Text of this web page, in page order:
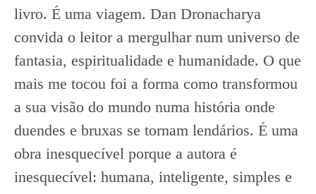
livro. É uma viagem. Dan Dronacharya
convida o leitor a mergulhar num universo de
fantasia, espiritualidade e humanidade. O que
mais me tocou foi a forma como transformou
a sua visão do mundo numa história onde
duendes e bruxas se tornam lendários. É uma
obra inesquecível porque a autora é
inesquecível: humana, inteligente, simples e